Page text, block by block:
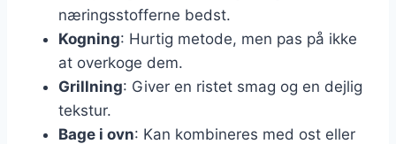
næringsstofferne bedst.
Kogning: Hurtig metode, men pas på ikke
at overkoge dem.
Grillning: Giver en ristet smag og en dejlig
tekstur.
Bage i ovn: Kan kombineres med ost eller